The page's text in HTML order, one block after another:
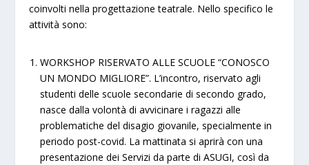
coinvolti nella progettazione teatrale. Nello specifico le
attività sono:
WORKSHOP RISERVATO ALLE SCUOLE “CONOSCO
UN MONDO MIGLIORE”. L’incontro, riservato agli
studenti delle scuole secondarie di secondo grado,
nasce dalla volontà di avvicinare i ragazzi alle
problematiche del disagio giovanile, specialmente in
periodo post-covid. La mattinata si aprirà con una
presentazione dei Servizi da parte di ASUGI, così da